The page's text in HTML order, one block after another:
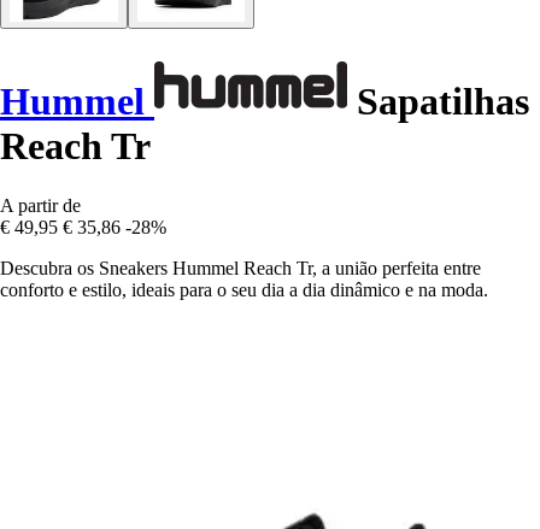
Hummel
Sapatilhas
Reach Tr
A partir de
€ 49,95 € 35,86 -28%
Descubra os Sneakers Hummel Reach Tr, a união perfeita entre
conforto e estilo, ideais para o seu dia a dia dinâmico e na moda.